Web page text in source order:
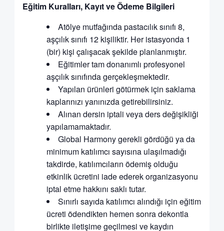
Eğitim Kuralları, Kayıt ve Ödeme Bilgileri
Atölye mutfağında pastacılık sınıfı 8,
aşçılık sınıfı 12 kişiliktir. Her istasyonda 1
(bir) kişi çalışacak şekilde planlanmıştır.
Eğitimler tam donanımlı profesyonel
aşçılık sınıfında gerçekleşmektedir.
Yapılan ürünleri götürmek için saklama
kaplarınızı yanınızda getirebilirsiniz.
Alınan dersin iptali veya ders değişikliği
yapılamamaktadır.
Global Harmony gerekli gördüğü ya da
minimum katılımcı sayısına ulaşılmadığı
takdirde, katılımcıların ödemiş olduğu
etkinlik ücretini iade ederek organizasyonu
iptal etme hakkını saklı tutar.
Sınırlı sayıda katılımcı alındığı için eğitim
ücreti ödendikten hemen sonra dekontla
birlikte iletişime geçilmesi ve kaydın